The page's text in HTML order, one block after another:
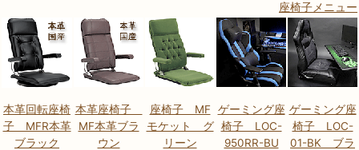
座椅子メニュー
本革回転座椅
子 MFR本革
ブラック
本革座椅子
MF本革ブラ
ウン
座椅子 MF
モケット グ
リーン
ゲーミング座
椅子 LOC-
950RR-BU
ゲーミング座
椅子 LOC-
01-BK ブラ